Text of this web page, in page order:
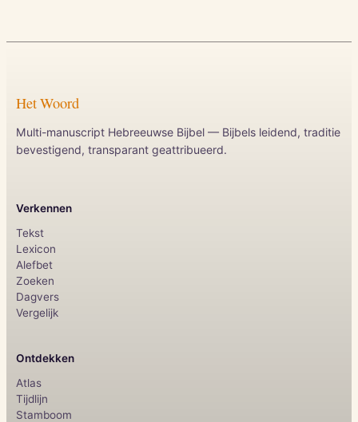
Het Woord
Multi-manuscript Hebreeuwse Bijbel — Bijbels leidend, traditie
bevestigend, transparant geattribueerd.
Verkennen
Tekst
Lexicon
Alefbet
Zoeken
Dagvers
Vergelijk
Ontdekken
Atlas
Tijdlijn
Stamboom